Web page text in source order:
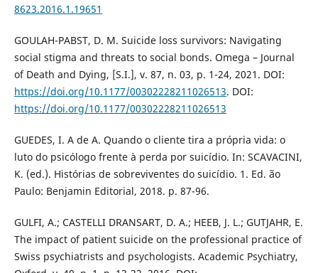
8623.2016.1.19651
GOULAH-PABST, D. M. Suicide loss survivors: Navigating
social stigma and threats to social bonds. Omega – Journal
of Death and Dying, [S.I.], v. 87, n. 03, p. 1-24, 2021. DOI:
https://doi.org/10.1177/00302228211026513. DOI:
https://doi.org/10.1177/00302228211026513
GUEDES, I. A de A. Quando o cliente tira a própria vida: o
luto do psicólogo frente à perda por suicídio. In: SCAVACINI,
K. (ed.). Histórias de sobreviventes do suicídio. 1. Ed. ão
Paulo: Benjamin Editorial, 2018. p. 87-96.
GULFI, A.; CASTELLI DRANSART, D. A.; HEEB, J. L.; GUTJAHR, E.
The impact of patient suicide on the professional practice of
Swiss psychiatrists and psychologists. Academic Psychiatry,